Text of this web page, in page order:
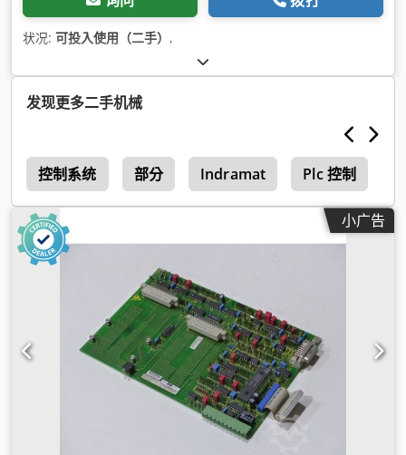
状况: 可投入使用（二手） ,
发现更多二手机械
控制系统 部分 Indramat Plc 控制
小广告